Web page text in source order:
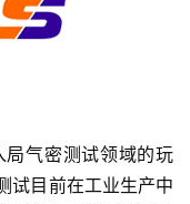
局气密测试领域的玩
试目前在工业生产中